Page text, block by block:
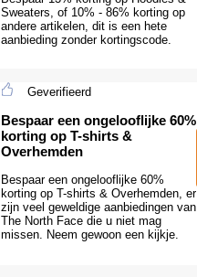
Sweaters, of 10% - 86% korting op
andere artikelen, dit is een hete
aanbieding zonder kortingscode.
Geverifieerd
Bespaar een ongelooflijke 60%
korting op T-shirts &
Overhemden
Bespaar een ongelooflijke 60%
korting op T-shirts & Overhemden, er
zijn veel geweldige aanbiedingen van
The North Face die u niet mag
missen. Neem gewoon een kijkje.